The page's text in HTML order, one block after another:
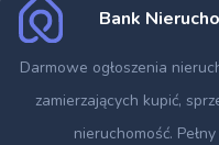
Bank
Darmowe ogłoszenia
zamierzających kupić,
nieruchomość.